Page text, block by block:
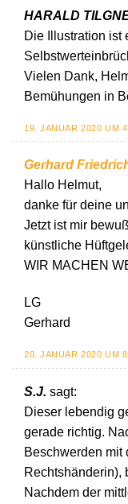
HARALD
Die Illustration ist
Vielen Dank,
Bemühungen in
19. JANUAR 2020 UM
Gerhard
Hallo Helmut,
danke für deine
Jetzt ist mir
künstliche
WIR MACHEN
LG
Gerhard
20. JANUAR 2020 UM
S.J. sagt:
Dieser lebendig
gerade richtig.
Beschwerden mit
Rechtshänderin),
Nachdem der